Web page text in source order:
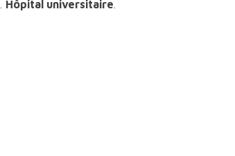
Hôpital universitaire